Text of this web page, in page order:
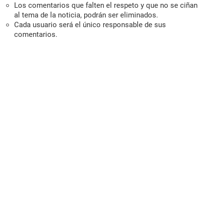
Los comentarios que falten el respeto y que no se ciñan
al tema de la noticia, podrán ser eliminados.
Cada usuario será el único responsable de sus
comentarios.